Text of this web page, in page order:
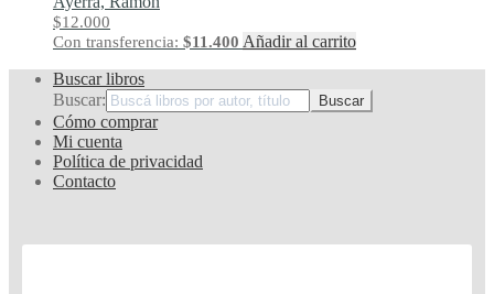
$12.000
Con transferencia: $11.400 Añadir al carrito
Buscar libros
Buscar:
Cómo comprar
Mi cuenta
Política de privacidad
Contacto